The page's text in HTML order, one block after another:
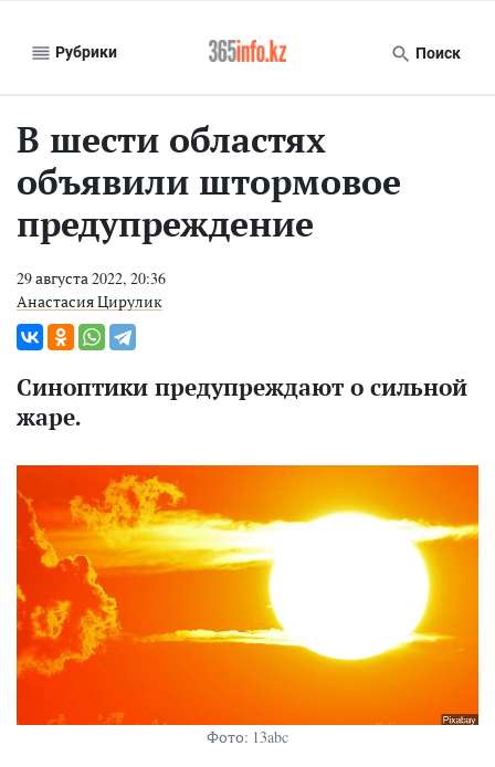
Рубрики Поиск
В шести областях
объявили штормовое
предупреждение
29 августа 2022, 20:36
Анастасия Цирулик
Синоптики предупреждают о сильной
жаре.
Фото: 13abc